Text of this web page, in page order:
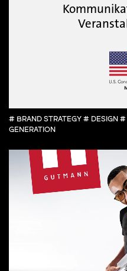
# BRAND STRATEGY # DESIGN
GENERATION